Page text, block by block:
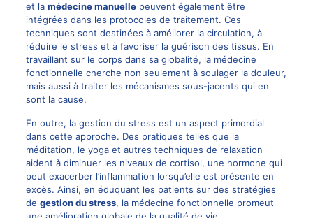
et la médecine manuellepeuvent également être
intégrées dans les protocoles de traitement. Ces
techniques sont destinées à améliorer la circulation, à
réduire le stress et à favoriser la guérison des tissus. En
travaillant sur le corps dans sa globalité, la médecine
fonctionnelle cherche non seulement à soulager la douleur,
mais aussi à traiter les mécanismes sous-jacents qui en
sont la cause.
En outre, la gestion du stress est un aspect primordial
dans cette approche. Des pratiques telles que la
méditation, le yoga et autres techniques de relaxation
aident à diminuer les niveaux de cortisol, une hormone qui
peut exacerber l’inflammation lorsqu’elle est présente en
excès. Ainsi, en éduquant les patients sur des stratégies
de gestion du stress, la médecine fonctionnelle promeut